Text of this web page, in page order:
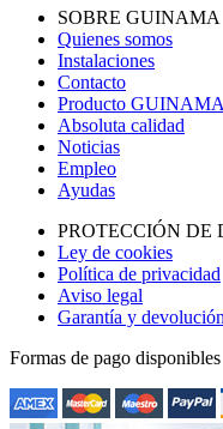
SOBRE GUINAMA
Quienes somos
Instalaciones
Contacto
Producto GUINAMA
Absoluta calidad
Noticias
Empleo
Ayudas
PROTECCIÓN DE
Ley de cookies
Política de privacidad
Aviso legal
Garantía y devolución
Formas de pago disponibles